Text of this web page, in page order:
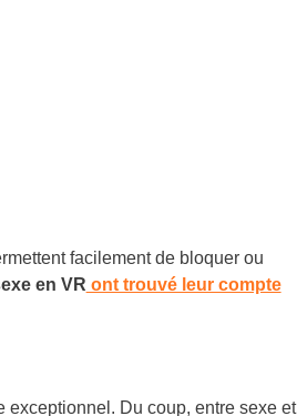
facilement de bloquer ou
en VR ont trouvé leur compte
exceptionnel. Du coup, entre sexe et